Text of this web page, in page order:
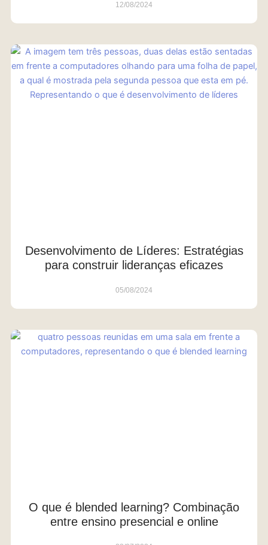
12/08/2024
Desenvolvimento de Líderes: Estratégias
para construir lideranças eficazes
05/08/2024
O que é blended learning? Combinação
entre ensino presencial e online